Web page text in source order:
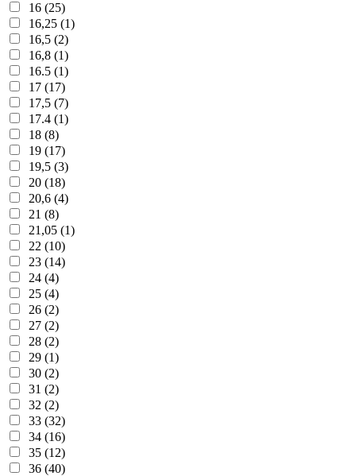
16 (25)
16,25 (1)
16,5 (2)
16,8 (1)
16.5 (1)
17 (17)
17,5 (7)
17.4 (1)
18 (8)
19 (17)
19,5 (3)
20 (18)
20,6 (4)
21 (8)
21,05 (1)
22 (10)
23 (14)
24 (4)
25 (4)
26 (2)
27 (2)
28 (2)
29 (1)
30 (2)
31 (2)
32 (2)
33 (32)
34 (16)
35 (12)
36 (40)